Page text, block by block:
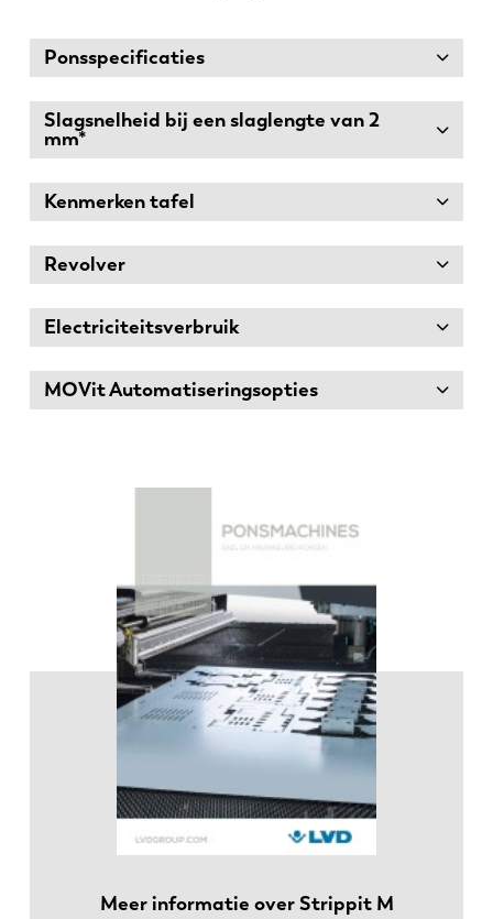
Ponsspecificaties
Slagsnelheid bij een slaglengte van 2
mm*
Kenmerken tafel
Revolver
Electriciteitsverbruik
MOVit Automatiseringsopties
Meer informatie over Strippit M
NL
EN-US
DE IT
PT-PT
SK